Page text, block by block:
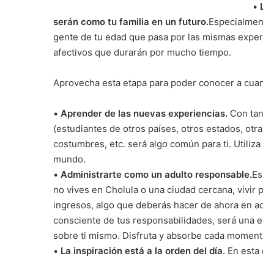
•
serán como tu familia en un futuro.
gente de tu edad que pasa por las mismas
afectivos que durarán por mucho tiempo.
Aprovecha esta etapa para poder conocer a
• Aprender de las nuevas experiencias. Con
(estudiantes de otros países, otros estados,
costumbres, etc. será algo común para ti.
mundo.
• Administrarte como un adulto responsable.
no vives en Cholula o una ciudad cercana, vivir
ingresos, algo que deberás hacer de ahora en
consciente de tus responsabilidades, será una
sobre ti mismo. Disfruta y absorbe cada
• La inspiración está a la orden del día. En